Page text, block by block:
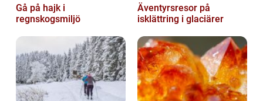
Gå på hajk i
regnskogsmiljö
Äventyrsresor på
isklättring i glaciärer